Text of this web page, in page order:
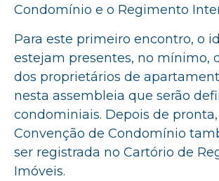
Condomínio e o Regimento
Para este primeiro encontro, o
estejam presentes, no mínimo,
dos proprietários de
nesta assembleia que serão
condominiais. Depois de pronta,
Convenção de Condomínio
ser registrada no Cartório de
Imóveis.